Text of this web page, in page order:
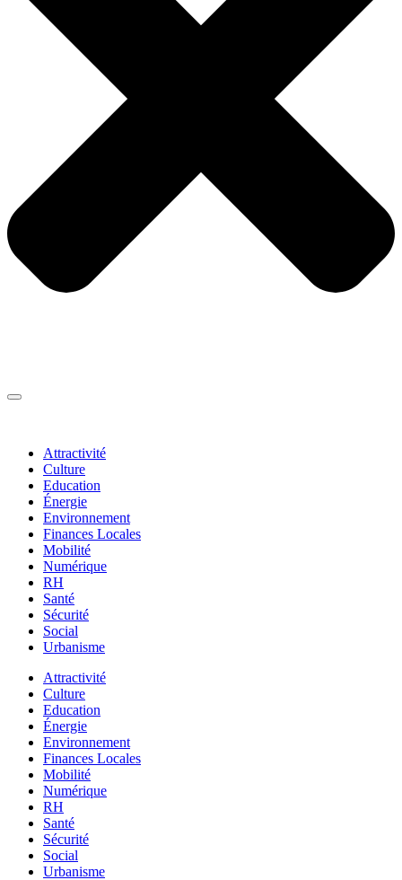
Attractivité
Culture
Education
Énergie
Environnement
Finances Locales
Mobilité
Numérique
RH
Santé
Sécurité
Social
Urbanisme
Attractivité
Culture
Education
Énergie
Environnement
Finances Locales
Mobilité
Numérique
RH
Santé
Sécurité
Social
Urbanisme